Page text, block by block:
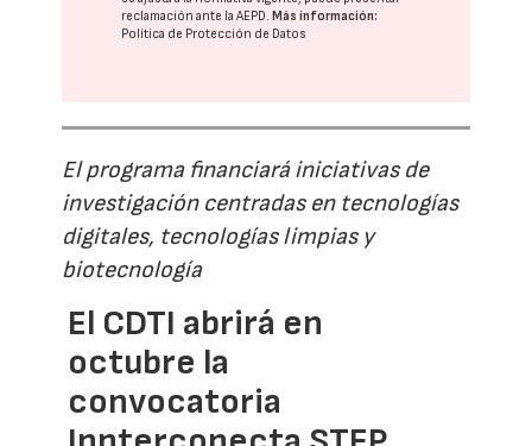
reclamación ante laAEPD. Más información:
Política de Protección de Datos
El programa financiará iniciativas de
investigación centradas en tecnologías
digitales, tecnologías limpias y
biotecnología
El CDTI abrirá en
octubre la
convocatoria